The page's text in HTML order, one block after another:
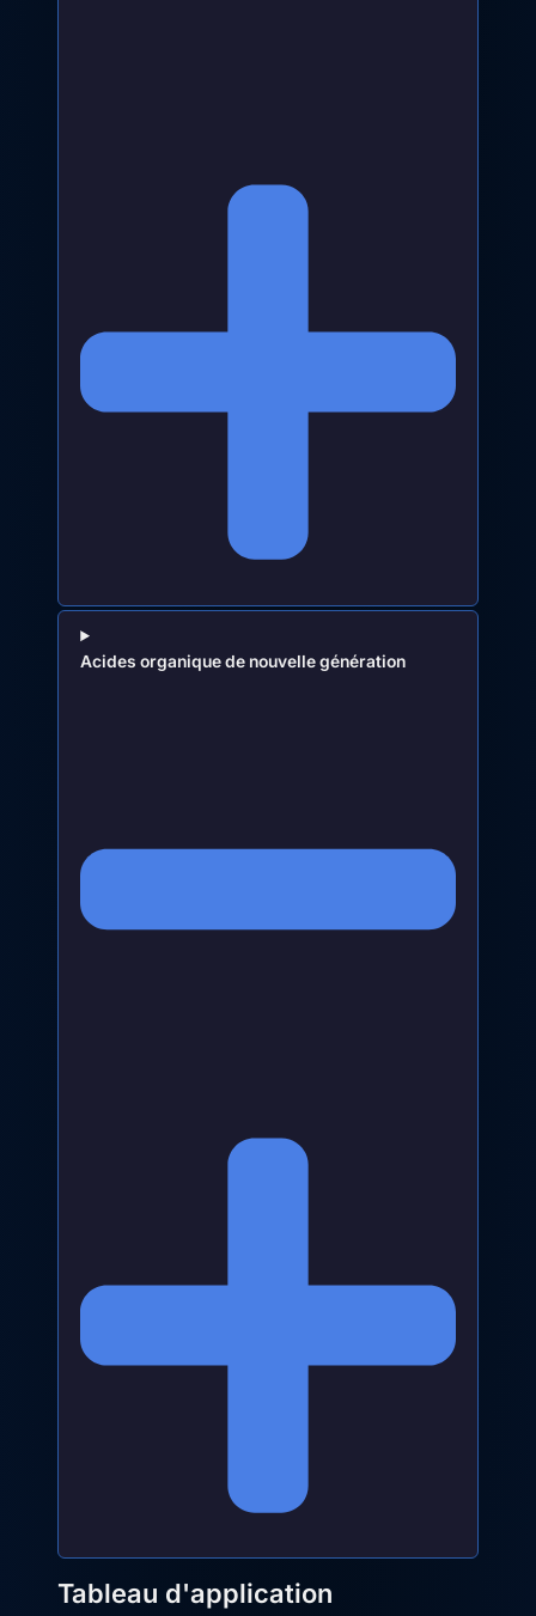
Acides organique de nouvelle génération
Tableau d'application